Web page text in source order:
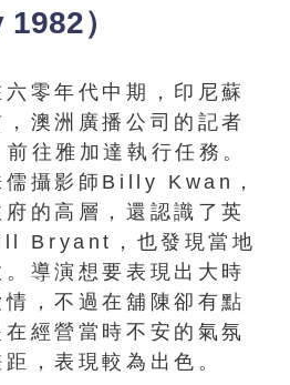
）
零年代中期，印尼蘇
澳洲廣播公司的記者
往雅加達執行任務。
儒攝影師Billy Kwan，
的高層，還認識了英
Bryant，也發現當地
導演想要表現出大時
，不過在舖陳卻有點
經營當時不安的氣氛
，表現較為出色。